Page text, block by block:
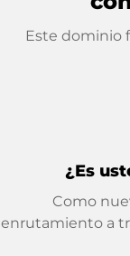
Este dominio
¿Es
Como
enrutamiento a